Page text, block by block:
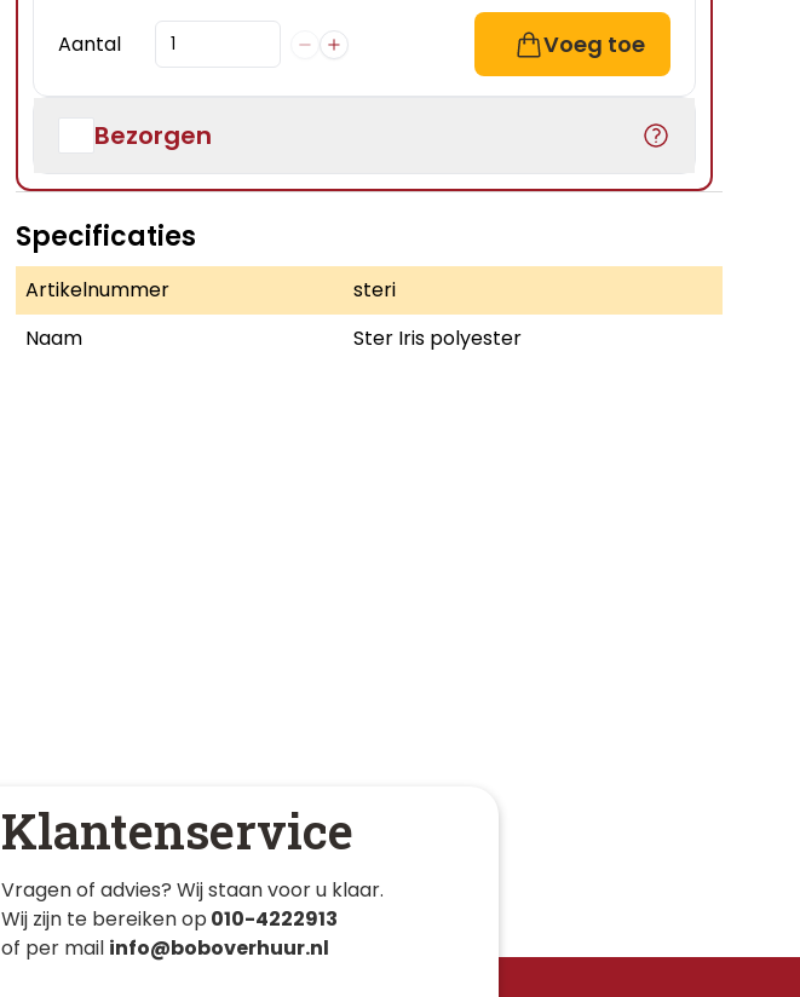
Aantal Voeg toe
Bezorgen
Specificaties
Artikelnummer
steri
Naam
Ster Iris polyester
Klantenservice
Vragen of advies? Wij staan voor u klaar.
Wij zijn te bereiken op 010-4222913
of per mail info@boboverhuur.nl